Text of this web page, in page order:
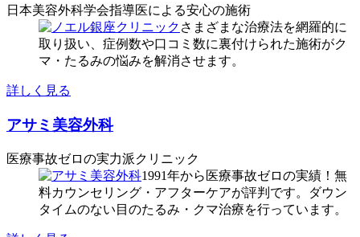
日本美容外科学会指導医による安心の施術
さまざまな治療法を網羅的に
取り扱い、症例数や口コミ数に裏付けられた施術がク
マ・たるみの悩みを解消させます。
詳しく見る
アサミ美容外科
医療事故ゼロの実力派クリニック
1991年から医療事故ゼロの実績！無
料カウンセリング・アフターケアが評判です。ダウン
タイムのない目のたるみ・クマ治療を行っています。